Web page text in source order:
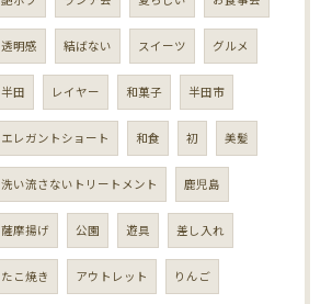
透明感 結ばない スイーツ グルメ
半田 レイヤー 和菓子 半田市
エレガントショート 和食 初 美髪
洗い流さないトリートメント 鹿児島
薩摩揚げ 公園 遊具 差し入れ
たこ焼き アウトレット りんご